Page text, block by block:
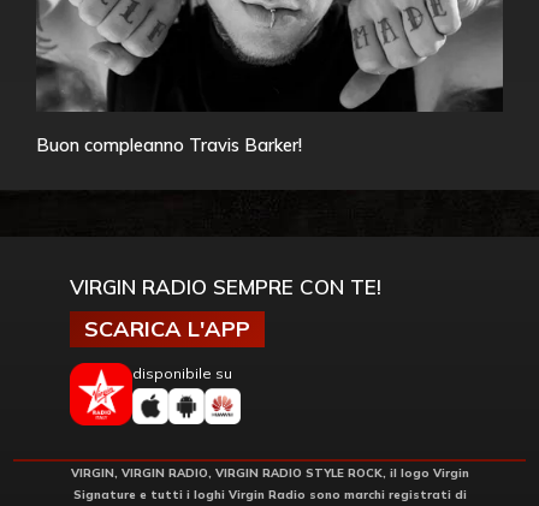
Buon compleanno Travis Barker!
VIRGIN RADIO SEMPRE CON TE!
SCARICA L'APP
disponibile su
VIRGIN, VIRGIN RADIO, VIRGIN RADIO STYLE ROCK, il logo Virgin
Signature e tutti i loghi Virgin Radio sono marchi registrati di